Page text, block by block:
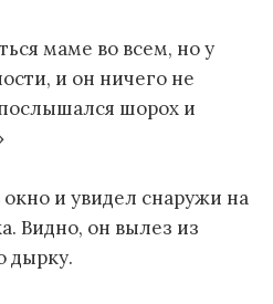
маме во всем, но у
и он ничего не
шорох и
и увидел снаружи на
Видно, он вылез из
дырку.